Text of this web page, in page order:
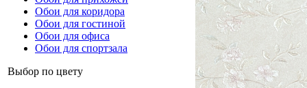
Обои для коридора
Обои для гостиной
Обои для офиса
Обои для спортзала
Выбор по цвету